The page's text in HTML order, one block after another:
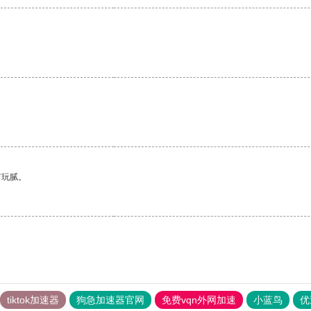
腻。
tiktok加速器 狗急加速器官网 免费vqn外网加速 小蓝鸟